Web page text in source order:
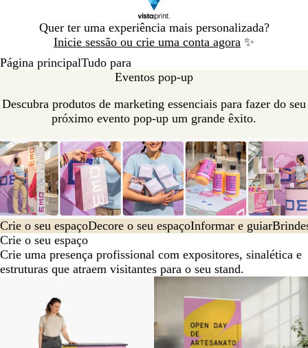
Quer ter uma experiência mais personalizada?
Inicie sessão ou crie uma conta agora ✨
Diapositivo
1
Página principalTudo para
Eventos pop-up
Descubra produtos de marketing essenciais para fazer do seu
próximo evento pop-up um grande êxito.
Crie o seu espaçoDecore o seu espaçoInformar e guiar
Crie o seu espaço
Crie uma presença profissional com expositores, sinalética e
estruturas que atraem visitantes para o seu stand.